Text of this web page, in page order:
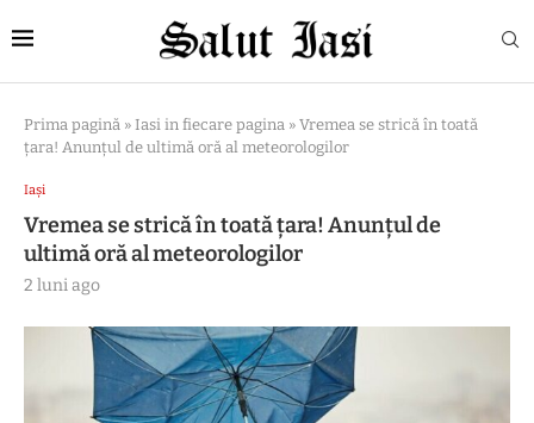
Prima pagină » Iasi in fiecare pagina » Vremea se strică în toată
țara! Anunțul de ultimă oră al meteorologilor
Iași
Vremea se strică în toată țara! Anunțul de
ultimă oră al meteorologilor
2 luni ago